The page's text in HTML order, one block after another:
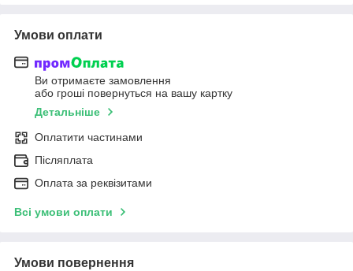
Умови оплати
Ви отримаєте замовлення
або гроші повернуться на вашу картку
Детальніше
Оплатити частинами
Післяплата
Оплата за реквізитами
Всі умови оплати
Умови повернення